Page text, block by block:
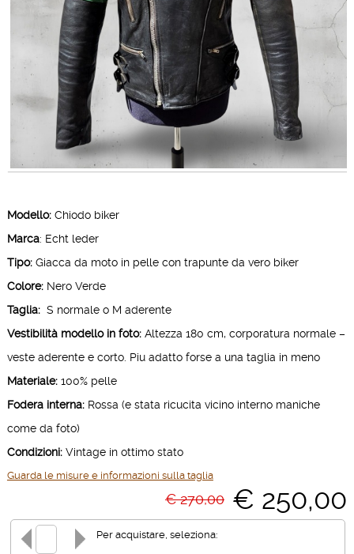
Modello: Chiodo biker
Marca: Echt leder
Tipo:Giacca da moto in pelle con trapunte da vero biker
Colore:Nero Verde
Taglia:S normale o M aderente
Vestibilità modello in foto:Altezza 180 cm, corporatura normale –
veste aderente e corto. Piu adatto forse a una taglia in meno
Materiale:100% pelle
Fodera interna:Rossa (e stata ricucita vicino interno maniche
come da foto)
Condizioni:Vintage in ottimo stato
Guarda le misure e informazioni sulla taglia
€ 270,00 € 250,00
Per acquistare, seleziona: